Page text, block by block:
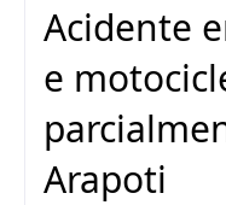
Acidente
e
Arapoti